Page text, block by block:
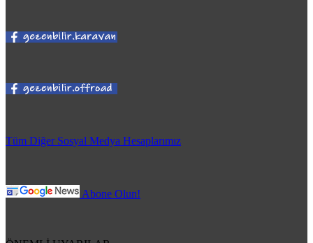
Tüm Diğer Sosyal Medya Hesaplarımız
Abone Olun!